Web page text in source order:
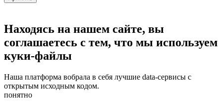
Находясь на нашем сайте, вы
соглашаетесь с тем, что мы используем
куки-файлы
Наша платформа вобрала в себя лучшие data-сервисы с
открытым исходным кодом.
понятно